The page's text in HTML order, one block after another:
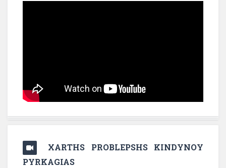
XARTHS PROBLEPSHS KINDYNOY
PYRKAGIAS